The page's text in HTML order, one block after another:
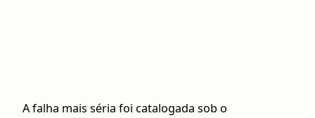
A falha mais séria foi catalogada sob o